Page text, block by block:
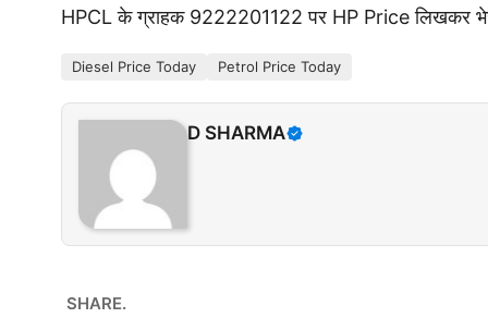
HPCL के ग्राहक 9222201122 पर HP Price लिखकर
Diesel Price Today Petrol Price Today
D SHARMA
SHARE.